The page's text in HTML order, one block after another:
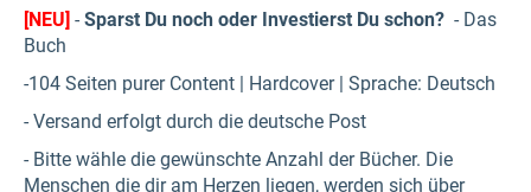
[NEU] - Sparst Du noch oder Investierst Du schon? - Das
Buch
-104 Seiten purer Content | Hardcover | Sprache: Deutsch
- Versand erfolgt durch die deutsche Post
- Bitte wähle die gewünschte Anzahl der Bücher. Die
Menschen die dir am Herzen liegen, werden sich über